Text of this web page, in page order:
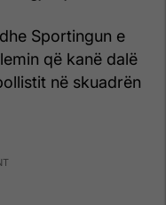
Sportingun e
që kanë dalë
në skuadrën